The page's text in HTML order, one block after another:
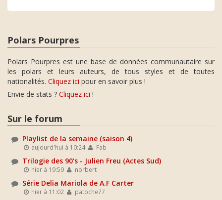
Polars Pourpres
Polars Pourpres est une base de données communautaire sur
les polars et leurs auteurs, de tous styles et de toutes
nationalités. Cliquez ici pour en savoir plus !
Envie de stats ? Cliquez ici !
Sur le forum
Playlist de la semaine (saison 4)
aujourd'hui à 10:24 Fab
Trilogie des 90's - Julien Freu (Actes Sud)
hier à 19:59 norbert
Série Delia Mariola de A.F Carter
hier à 11:02 patoche77